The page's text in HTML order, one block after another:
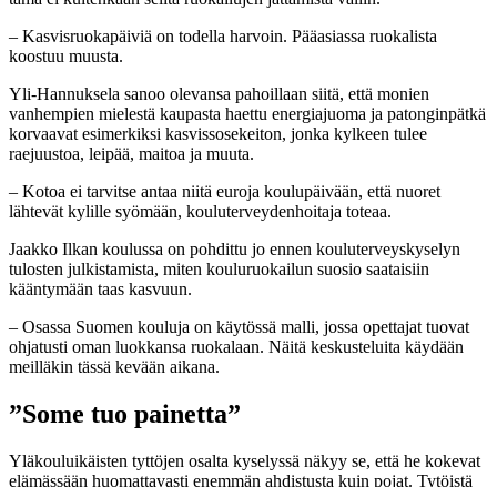
– Kasvisruokapäiviä on todella harvoin. Pääasiassa ruokalista
koostuu muusta.
Yli-Hannuksela sanoo olevansa pahoillaan siitä, että monien
vanhempien mielestä kaupasta haettu energiajuoma ja patonginpätkä
korvaavat esimerkiksi kasvissosekeiton, jonka kylkeen tulee
raejuustoa, leipää, maitoa ja muuta.
– Kotoa ei tarvitse antaa niitä euroja koulupäivään, että nuoret
lähtevät kylille syömään, kouluterveydenhoitaja toteaa.
Jaakko Ilkan koulussa on pohdittu jo ennen kouluterveyskyselyn
tulosten julkistamista, miten kouluruokailun suosio saataisiin
kääntymään taas kasvuun.
– Osassa Suomen kouluja on käytössä malli, jossa opettajat tuovat
ohjatusti oman luokkansa ruokalaan. Näitä keskusteluita käydään
meilläkin tässä kevään aikana.
”Some tuo painetta”
Yläkouluikäisten tyttöjen osalta kyselyssä näkyy se, että he kokevat
elämässään huomattavasti enemmän ahdistusta kuin pojat. Tytöistä